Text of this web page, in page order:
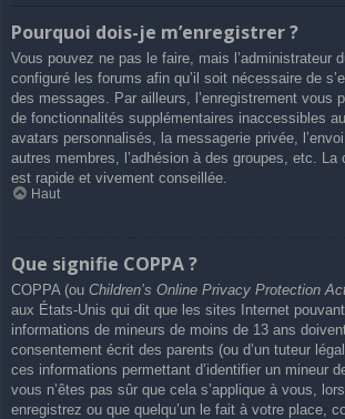
Pourquoi dois-je m’enregistrer ?
Vous pouvez ne pas le faire, mais l’administrateur
configuré les forums afin qu’il soit nécessaire de
des messages. Par ailleurs, l’enregistrement vous
de fonctionnalités supplémentaires inaccessibles
avatars personnalisés, la messagerie privée,
autres membres, l’adhésion à des groupes, etc. La
est rapide et vivement conseillée.
Haut
Que signifie COPPA ?
COPPA (ou Children’s Online Privacy Protection
aux États-Unis qui dit que les sites Internet
informations de mineurs de moins de 13 ans
consentement écrit des parents (ou d’un tuteur
ces informations permettant d’identifier un mineur
vous n’êtes pas sûr que cela s’applique à vous,
enregistrez ou que quelqu’un le fait à votre place,